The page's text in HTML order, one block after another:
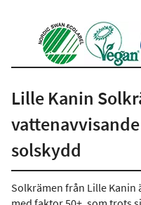
Lille Kanin
solskydd
Solkrämen från Lille Kanin